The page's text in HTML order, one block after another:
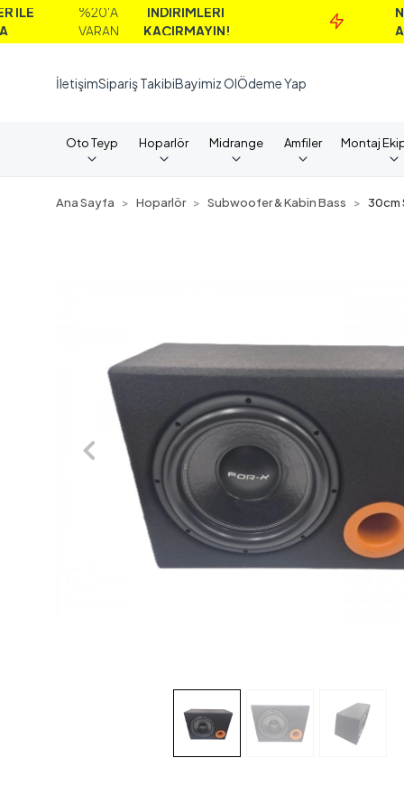
%20'A
İNDİRİMLERİ
KAÇIRMAYIN!
NAKİT
İletişimSipariş TakibiBayimiz OlÖdeme Yap
Oto Teyp Hoparlör Midrange Amfiler Montaj
Ana Sayfa Hoparlör Subwoofer & Kabin Bass 30cm